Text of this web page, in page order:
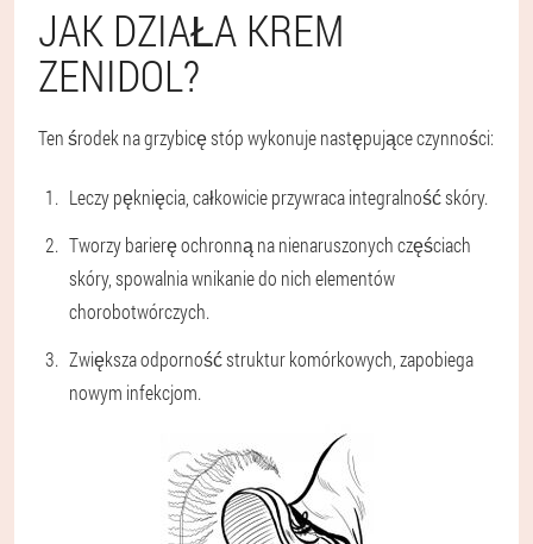
JAK DZIAŁA KREM
ZENIDOL?
Ten środek na grzybicę stóp wykonuje następujące czynności:
Leczy pęknięcia, całkowicie przywraca integralność skóry.
Tworzy barierę ochronną na nienaruszonych częściach
skóry, spowalnia wnikanie do nich elementów
chorobotwórczych.
Zwiększa odporność struktur komórkowych, zapobiega
nowym infekcjom.